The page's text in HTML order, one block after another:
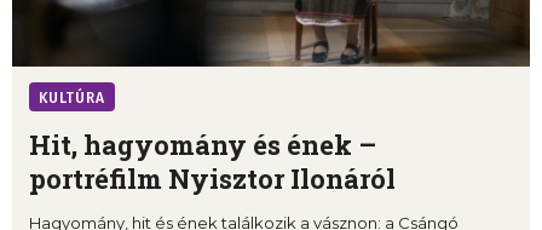
KULTÚRA
Hit, hagyomány és ének –
portréfilm Nyisztor Ilonáról
Hagyomány, hit és ének találkozik a vásznon: a Csángó